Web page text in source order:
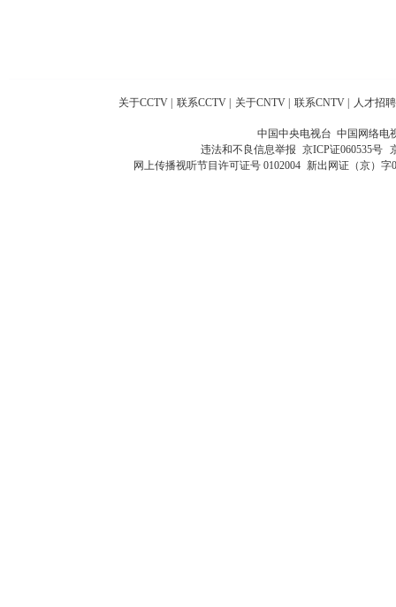
关于CCTV 联系CCTV 关于CNTV 联系CNTV 人才招聘
中国中央电视台 中国网络电
违法和不良信息举报 京ICP证060535号
网上传播视听节目许可证号 0102004 新出网证（京）